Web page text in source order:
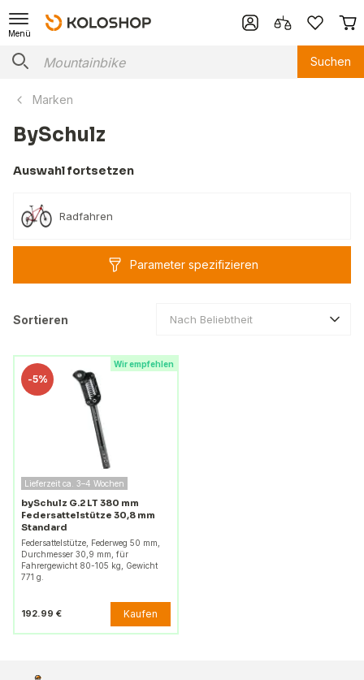
Menü
Suchen
Marken
BySchulz
Auswahl fortsetzen
Radfahren
Parameter spezifizieren
Sortieren Nach Beliebtheit
Wir empfehlen
-5%
Lieferzeit ca. 3–4 Wochen
bySchulz G.2 LT 380 mm
Federsattelstütze 30,8 mm
Standard
Federsattelstütze, Federweg 50 mm,
Durchmesser 30,9 mm, für
Fahrergewicht 80-105 kg, Gewicht
771 g.
192.99 € Kaufen